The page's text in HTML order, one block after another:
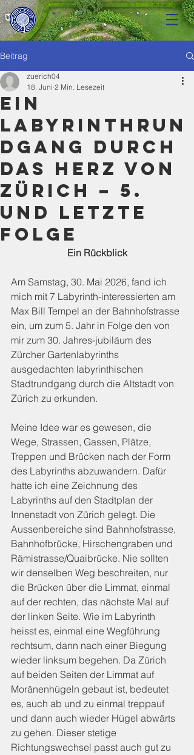
Beitrag
Ein
Labyrinthrun
dgang durch
das Herz von
Zürich – 5.
und letzte
Folge
zuerich04
18. Juni 2 Min. Lesezeit
Ein Rückblick
Am Samstag, 30. Mai 2026, fand ich
mich mit 7 Labyrinth-interessierten am
Max Bill Tempel an der Bahnhofstrasse
ein, um zum 5. Jahr in Folge den von
mir zum 30. Jahres-jubiläum des
Zürcher Gartenlabyrinths
ausgedachten labyrinthischen
Stadtrundgang durch die Altstadt von
Zürich zu erkunden.
Meine Idee war es gewesen, die
Wege, Strassen, Gassen, Plätze,
Treppen und Brücken nach der Form
des Labyrinths abzuwandern. Dafür
hatte ich eine Zeichnung des
Labyrinths auf den Stadtplan der
Innenstadt von Zürich gelegt. Die
Aussenbereiche sind Bahnhofstrasse,
Bahnhofbrücke, Hirschengraben und
Rämistrasse/Quaibrücke. Nie sollten
wir denselben Weg beschreiten, nur
die Brücken über die Limmat, einmal
auf der rechten, das nächste Mal auf
der linken Seite. Wie im Labyrinth
heisst es, einmal eine Wegführung
rechtsum, dann nach einer Biegung
wieder linksum begehen. Da Zürich
auf beiden Seiten der Limmat auf
Moränenhügeln gebaut ist, bedeutet
es, auch ab und zu einmal treppauf
und dann auch wieder Hügel abwärts
zu gehen. Dieser stetige
Richtungswechsel passt auch gut zu